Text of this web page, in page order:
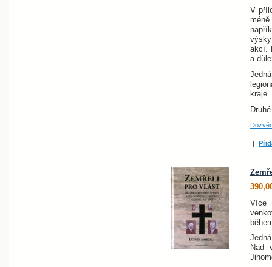
V
akcí.
a
kraje.
|
Více
Nad